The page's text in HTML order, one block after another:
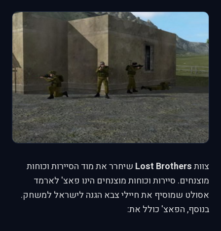
צוותLost Brothers שיחרר את מוד הסיירות וכוחות
מוצנחים. סיירות וכוחות מוצנחים הינו פאצ' לארמד
אסולט שמוסיף את חיילי צבא הגנה לישראל למשחק.
בנוסף, הפאצ' כולל את: